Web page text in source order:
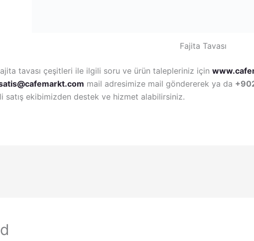
Fajita Tavası
tavası çeşitleri ile ilgili soru ve ürün talepleriniz için
mail adresimize mail göndererek ya da
satış ekibimizden destek ve hizmet alabilirsiniz.